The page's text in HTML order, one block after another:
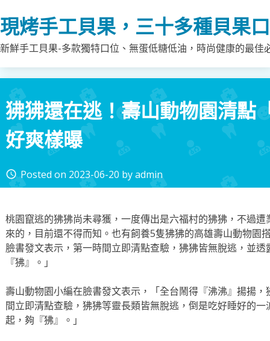
to
content
現烤手工貝果，三十多種貝果
新鮮手工貝果-多款獨特口位、無蛋低糖低油，時尚健康的最
狒狒還在逃！壽山動物園清點
好爽樣曝
access_time Posted on 2023-06-20 byadmin
桃園竄逃的狒狒尚未尋獲，一度傳出是六福村的狒狒，不過
來的，目前還不得而知。也有飼養5隻狒狒的高雄壽山動物園
臉書發文表示，第一時間立即清點查驗，狒狒皆無脫逃，並
『狒』。」
壽山動物園小編在臉書發文表示，「全台鬧得『沸沸』揚揚
間立即清點查驗，狒狒等靈長類皆無脫逃，倒是吃好睡好的
起，夠『狒』。」